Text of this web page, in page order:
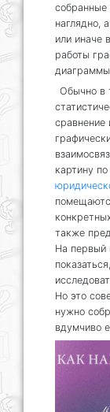
собранные
наглядно,
или иначе
работы
диаграммы
Обычно в
сравнение
картину
также
На первый
Но это
нужно
вдумчиво